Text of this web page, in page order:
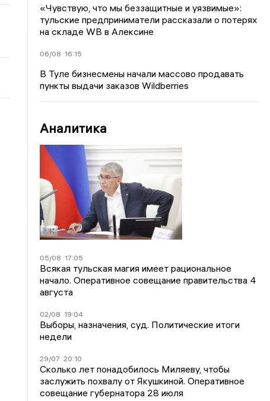
«Чувствую, что мы беззащитные и уязвимые»:
тульские предприниматели рассказали о потерях
на складе WB в Алексине
06/08 16:15
В Туле бизнесмены начали массово продавать
пункты выдачи заказов Wildberries
Аналитика
05/08 17:05
Всякая тульская магия имеет рациональное
начало. Оперативное совещание правительства 4
августа
02/08 19:04
Выборы, назначения, суд. Политические итоги
недели
29/07 20:10
Сколько лет понадобилось Миляеву, чтобы
заслужить похвалу от Якушкиной. Оперативное
совещание губернатора 28 июля